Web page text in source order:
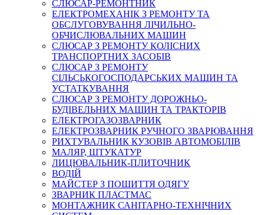
СЛЮСАР-РЕМОНТНИК
ЕЛЕКТРОМЕХАНІК З РЕМОНТУ ТА
ОБСЛУГОВУВАННЯ ЛІЧИЛЬНО-
ОБЧИСЛЮВАЛЬНИХ МАШИН
СЛЮСАР З РЕМОНТУ КОЛІСНИХ
ТРАНСПОРТНИХ ЗАСОБІВ
СЛЮСАР З РЕМОНТУ
СІЛЬСЬКОГОСПОДАРСЬКИХ МАШИН ТА
УСТАТКУВАННЯ
СЛЮСАР З РЕМОНТУ ДОРОЖНЬО-
БУДІВЕЛЬНИХ МАШИН ТА ТРАКТОРІВ
ЕЛЕКТРОГАЗОЗВАРНИК
ЕЛЕКТРОЗВАРНИК РУЧНОГО ЗВАРЮВАННЯ
РИХТУВАЛЬНИК КУЗОВІВ АВТОМОБІЛІВ
МАЛЯР, ШТУКАТУР
ЛИЦЮВАЛЬНИК-ПЛИТОЧНИК
ВОДІЙ
МАЙСТЕР З ПОШИТТЯ ОДЯГУ
ЗВАРНИК ПЛАСТМАС
МОНТАЖНИК САНІТАРНО-ТЕХНІЧНИХ